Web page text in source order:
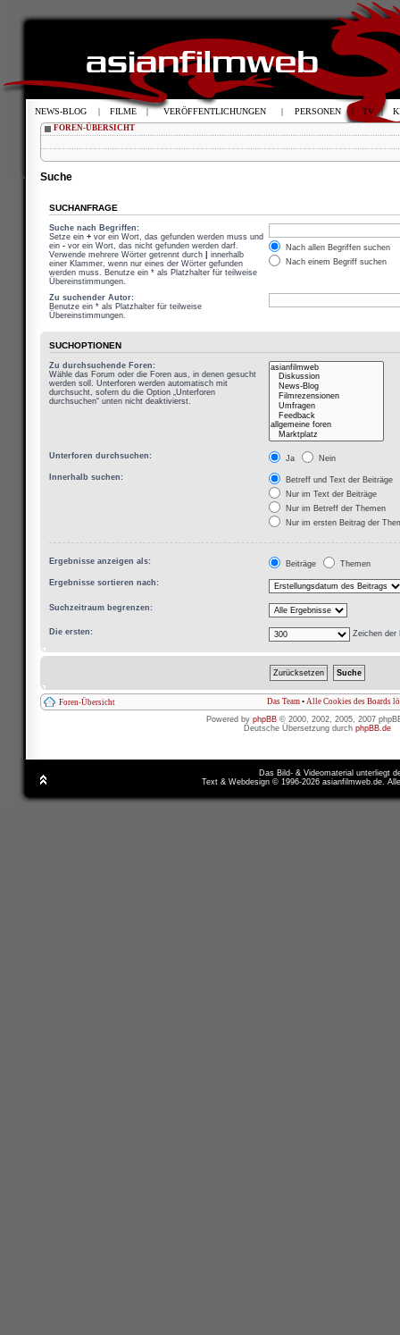
FOREN-ÜBERSICHT
Suche
SUCHANFRAGE
Suche nach Begriffen:
Setze ein + vor ein Wort, das gefunden werden muss und
ein - vor ein Wort, das nicht gefunden werden darf.
Verwende mehrere Wörter getrennt durch
innerhalb
einer Klammer, wenn nur eines der Wörter gefunden
werden muss. Benutze ein * als Platzhalter für teilweise
Übereinstimmungen.
Nach allen Begriffen suchen
Nach einem Begriff suchen
Zu suchender Autor:
Benutze ein * als Platzhalter für teilweise
Übereinstimmungen.
SUCHOPTIONEN
Zu durchsuchende Foren:
Wähle das Forum oder die Foren aus, in denen gesucht
werden soll. Unterforen werden automatisch mit
durchsucht, sofern du die Option „Unterforen
durchsuchen“ unten nicht deaktivierst.
Unterforen durchsuchen: Ja Nein
Innerhalb suchen:
Betreff und Text der Beiträge
Nur im Text der Beiträge
Nur im Betreff der Themen
Nur im ersten Beitrag der
Ergebnisse anzeigen als: Beiträge Themen
Ergebnisse sortieren nach:
Suchzeitraum begrenzen:
Die ersten: Zeichen der
Foren-Übersicht Das Team • Alle Cookies des Boards
Powered by phpBB © 2000, 2002, 2005, 2007
Deutsche Übersetzung durch phpBB.de
Das Bild- & Videomaterial unterliegt
Text & Webdesign © 1996-2026 asianfilmweb.de.
NEWS-BLOG | FILME | VERÖFFENTLICHUNGEN | PERSONEN | TV |